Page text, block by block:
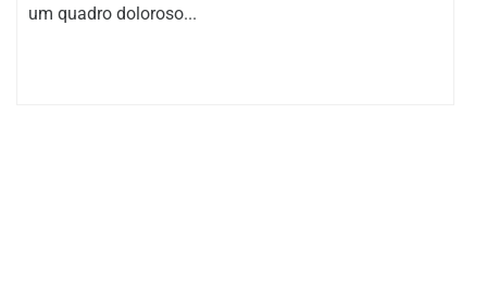
um quadro doloroso...